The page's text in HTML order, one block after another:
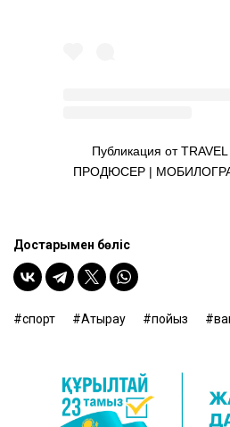
Публикация от
ПРОДЮСЕР |
Достарыңмен бөліс
спорт Атырау пойыз